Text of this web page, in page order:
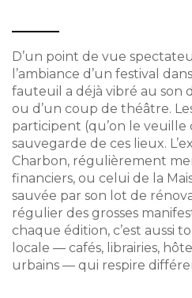
D’un point de vue
l’ambiance d’un festival
fauteuil a déjà vibré au son
ou d’un coup de théâtre.
participent (qu’on le veuille
sauvegarde de ces lieux.
Charbon, régulièrement
financiers, ou celui de la
sauvée par son lot de
régulier des grosses
chaque édition, c’est aussi
locale — cafés, librairies,
urbains — qui respire